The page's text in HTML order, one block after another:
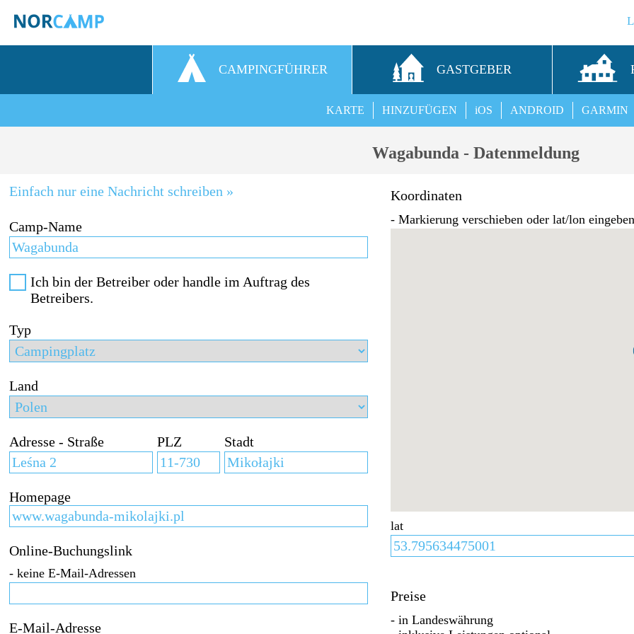
CAMPINGFÜHRER GASTGEBER
GARMIN
ANDROID
iOS
HINZUFÜGEN
KARTE
Wagabunda - Datenmeldung
Einfach nur eine Nachricht schreiben »
Camp-Name
Ich bin der Betreiber oder handle im Auftrag des
Betreibers.
Typ
Land
Adresse - Straße PLZ Stadt
Homepage
Online-Buchungslink
- keine E-Mail-Adressen
E-Mail-Adresse
Koordinaten
- Markierung verschieben oder lat/lon
lat
Preise
- in Landeswährung